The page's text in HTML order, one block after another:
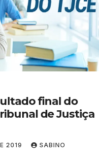
final do
de Justiça
2019
SABINO